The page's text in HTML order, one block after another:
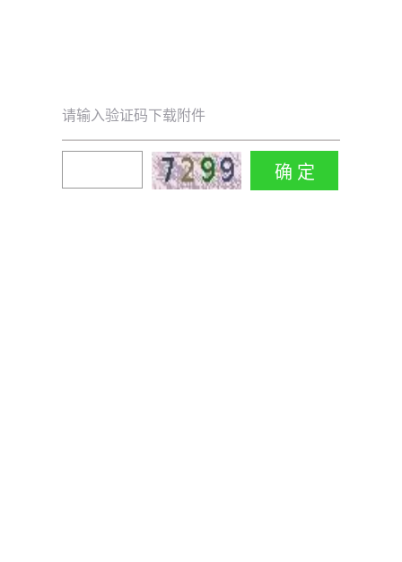
请输入验证码下载附件